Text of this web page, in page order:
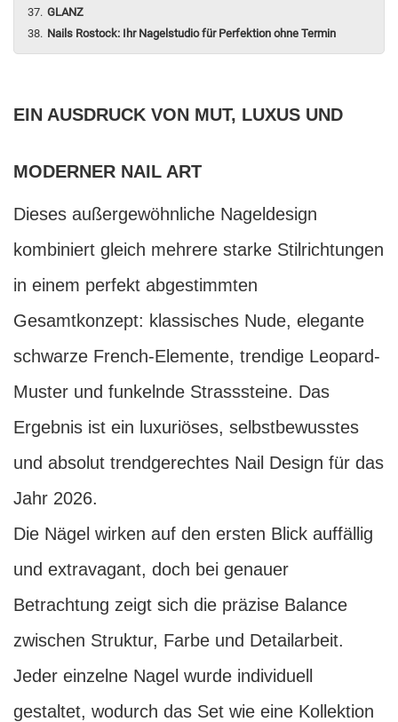
GLANZ
Nails Rostock: Ihr Nagelstudio für Perfektion ohne Termin
EIN AUSDRUCK VON MUT, LUXUS UND
MODERNER NAIL ART
Dieses außergewöhnliche Nageldesign
kombiniert gleich mehrere starke Stilrichtungen
in einem perfekt abgestimmten
Gesamtkonzept: klassisches Nude, elegante
schwarze French-Elemente, trendige Leopard-
Muster und funkelnde Strasssteine. Das
Ergebnis ist ein luxuriöses, selbstbewusstes
und absolut trendgerechtes Nail Design für das
Jahr 2026.
Die Nägel wirken auf den ersten Blick auffällig
und extravagant, doch bei genauer
Betrachtung zeigt sich die präzise Balance
zwischen Struktur, Farbe und Detailarbeit.
Jeder einzelne Nagel wurde individuell
gestaltet, wodurch das Set wie eine Kollektion